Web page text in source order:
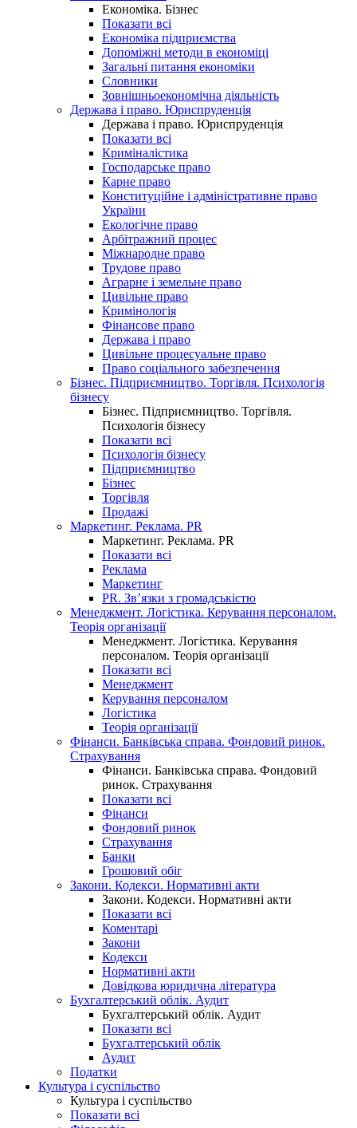
Економіка. Бізнес
Показати всі
Економіка підприємства
Допоміжні методи в економіці
Загальні питання економіки
Словники
Зовнішньоекономічна діяльність
Держава і право. Юриспруденція
Держава і право. Юриспруденція
Показати всі
Криміналістика
Господарське право
Карне право
Конституційне і адміністративне право
України
Екологічне право
Арбітражний процес
Міжнародне право
Трудове право
Аграрне і земельне право
Цивільне право
Кримінологія
Фінансове право
Держава і право
Цивільне процесуальне право
Право соціального забезпечення
Бізнес. Підприємництво. Торгівля. Психологія
бізнесу
Бізнес. Підприємництво. Торгівля.
Психологія бізнесу
Показати всі
Психологія бізнесу
Підприємництво
Бізнес
Торгівля
Продажі
Маркетинг. Реклама. PR
Маркетинг. Реклама. PR
Показати всі
Реклама
Маркетинг
PR. Зв’язки з громадськістю
Менеджмент. Логістика. Керування персоналом.
Теорія організації
Менеджмент. Логістика. Керування
персоналом. Теорія організації
Показати всі
Менеджмент
Керування персоналом
Логістика
Теорія організації
Фінанси. Банківська справа. Фондовий ринок.
Страхування
Фінанси. Банківська справа. Фондовий
ринок. Страхування
Показати всі
Фінанси
Фондовий ринок
Страхування
Банки
Грошовий обіг
Закони. Кодекси. Нормативні акти
Закони. Кодекси. Нормативні акти
Показати всі
Коментарі
Закони
Кодекси
Нормативні акти
Довідкова юридична література
Бухгалтерський облік. Аудит
Бухгалтерський облік. Аудит
Показати всі
Бухгалтерський облік
Аудит
Податки
Культура і суспільство
Культура і суспільство
Показати всі